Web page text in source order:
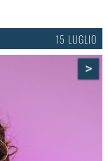
15 LUGLIO
>